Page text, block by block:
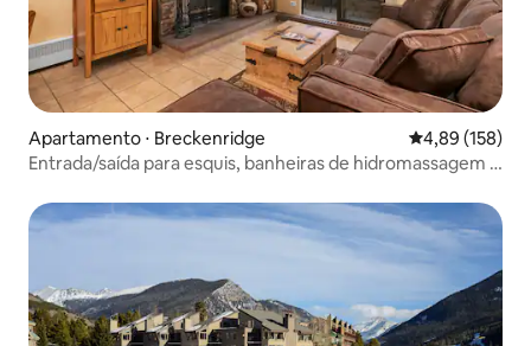
Apartamento ⋅ Breckenridge 4,89 de uma
4,89 (158)
Entrada/saída para esquis, banheiras de hidromassagem e